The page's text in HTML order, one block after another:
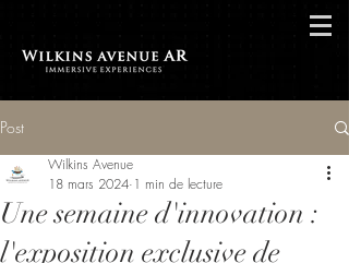
Post
Une semaine d'innovation :
l'exposition exclusive de
Wilkins Avenue
18 mars 2024 1 min de lecture